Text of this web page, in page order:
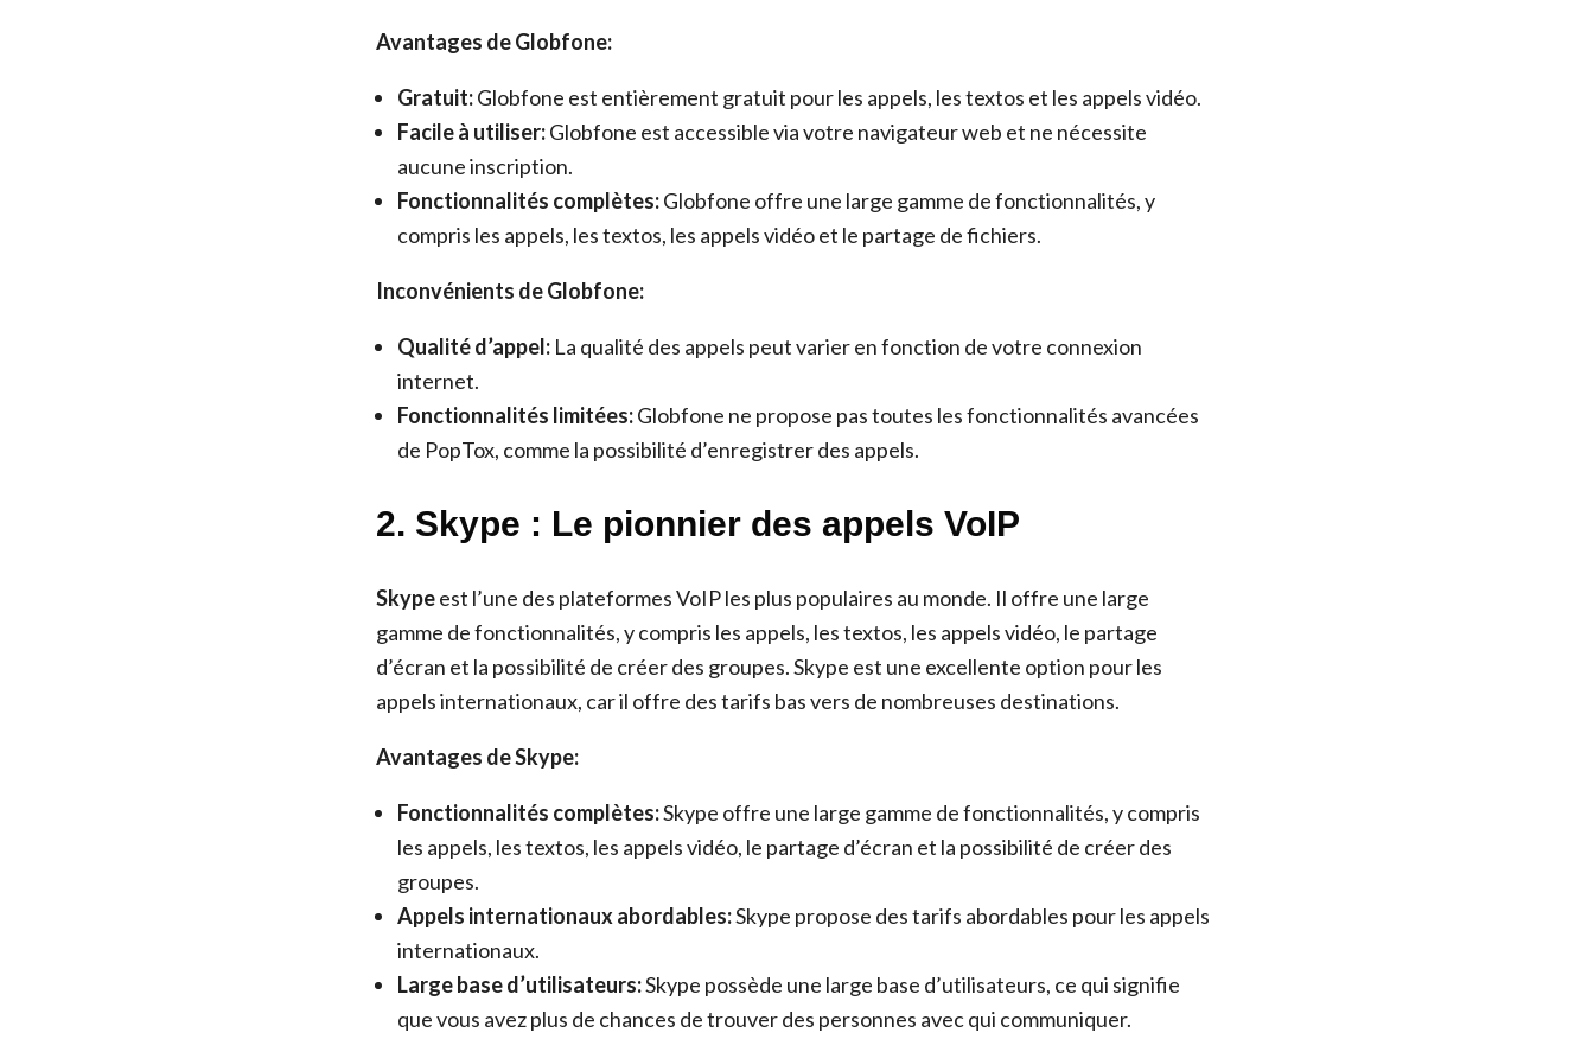
Avantages de Globfone:
Gratuit:Globfone est entièrement gratuit pour les appels, les textos et les appels vidéo.
Facile à utiliser:Globfone est accessible via votre navigateur web et ne nécessite
aucune inscription.
Fonctionnalités complètes:Globfone offre une large gamme de fonctionnalités, y
compris les appels, les textos, les appels vidéo et le partage de fichiers.
Inconvénients de Globfone:
Qualité d’appel: La qualité des appels peut varier en fonction de votre connexion
internet.
Fonctionnalités limitées:Globfone ne propose pas toutes les fonctionnalités avancées
de PopTox, comme la possibilité d’enregistrer des appels.
2. Skype : Le pionnier des appels VoIP
Skypeest l’une des plateformes VoIP les plus populaires au monde. Il offre une large
gamme de fonctionnalités, y compris les appels, les textos, les appels vidéo, le partage
d’écran et la possibilité de créer des groupes. Skype est une excellente option pour les
appels internationaux, car il offre des tarifs bas vers de nombreuses destinations.
Avantages de Skype:
Fonctionnalités complètes:Skype offre une large gamme de fonctionnalités, y compris
les appels, les textos, les appels vidéo, le partage d’écran et la possibilité de créer des
groupes.
Appels internationaux abordables:Skype propose des tarifs abordables pour les appels
internationaux.
Large base d’utilisateurs:Skype possède une large base d’utilisateurs, ce qui signifie
que vous avez plus de chances de trouver des personnes avec qui communiquer.